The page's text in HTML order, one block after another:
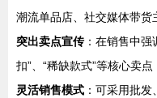
潮流单品店、社交媒体带货
突出卖点宣传 ：在销售中强
扣”、“稀缺款式”等核心卖点
灵活销售模式 ：可采用批